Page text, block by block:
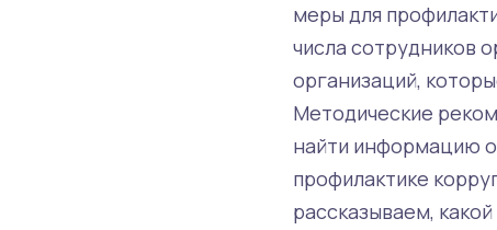
меры для
числа сотрудников
организаций,
Методические
найти информацию о
профилактике
рассказываем,